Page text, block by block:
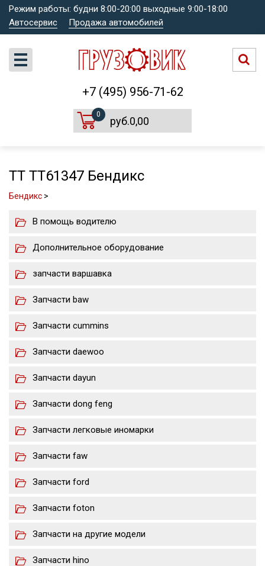
Режим работы: будни 8:00-20:00 выходные 9:00-18:00
Автосервис
Продажа автомобилей
+7 (495) 956-71-62
0
руб.0,00
TT TT61347 Бендикс
Бендикс >
В помощь водителю
Дополнительное оборудование
запчасти варшавка
Запчасти baw
Запчасти cummins
Запчасти daewoo
Запчасти dayun
Запчасти dong feng
Запчасти легковые иномарки
Запчасти faw
Запчасти ford
Запчасти foton
Запчасти на другие модели
Запчасти hino